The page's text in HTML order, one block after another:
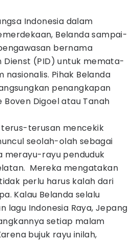
Indonesia dalam
Belanda sampai-
bernama
Dienst (PID) untuk memata-
Pihak Belanda
penangkapan
Digoel atau Tanah
terusan mencekik
seolah-olah sebagai
merayu-rayu penduduk
Mereka mengatakan
perlu harus kalah dari
Kalau Belanda selalu
lagu Indonesia Raya, Jepang
setiap malam
bujuk rayu inilah,